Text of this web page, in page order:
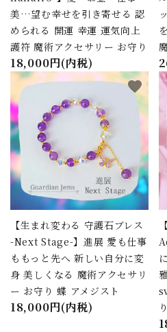
美…望む幸せを引き寄せる 認
められる 開運 幸運 運気向上
護符 魔術アクセサリー お守り
18,000円(内税)
【生まれ変わる 守護石ブレス
-Next Stage-】進展 愛も仕事
ももっと先へ 新しい自分に変
身 美しくなる 魔術アクセサリ
ー お守り 蝶 アメジスト
18,000円(内税)
favorite
り